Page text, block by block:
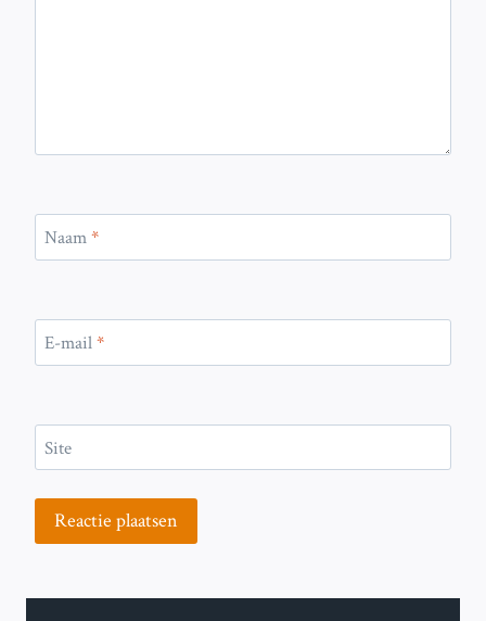
Naam*
E-mail*
Site